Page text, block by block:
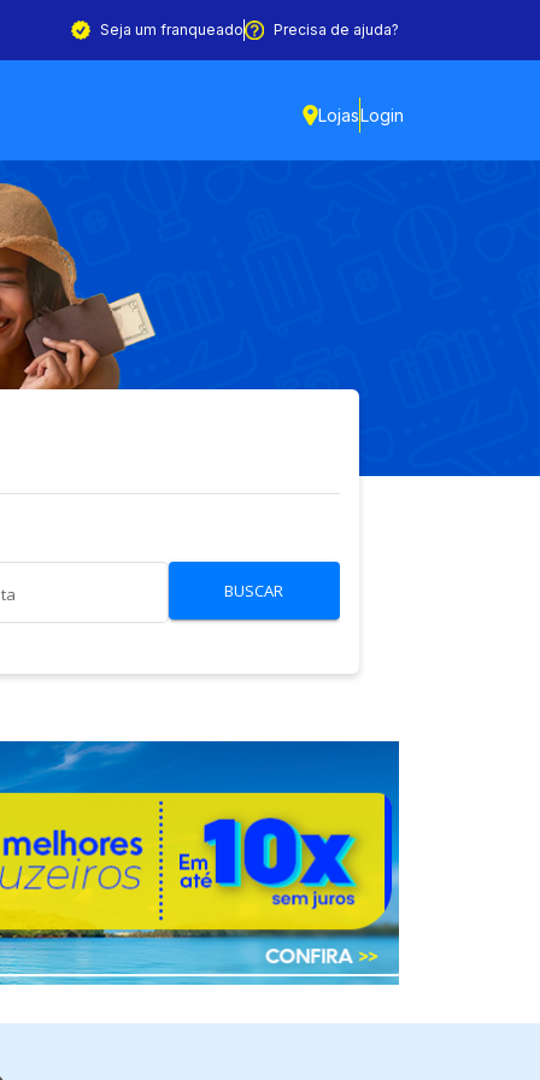
Seja um franqueado Precisa de ajuda?
LojasLogin
BUSCAR